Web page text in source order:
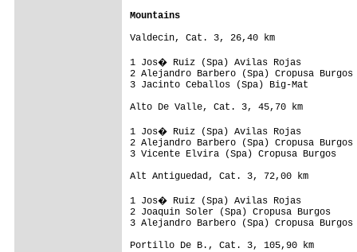
Mountains
Valdecin, Cat. 3, 26,40 km
1 Jos� Ruiz (Spa) Avilas Rojas
2 Alejandro Barbero (Spa) Cropusa
3 Jacinto Ceballos (Spa) Big-Mat
Alto De Valle, Cat. 3, 45,70 km
1 Jos� Ruiz (Spa) Avilas Rojas
2 Alejandro Barbero (Spa) Cropusa
3 Vicente Elvira (Spa) Cropusa
Alt Antiguedad, Cat. 3, 72,00 km
1 Jos� Ruiz (Spa) Avilas Rojas
2 Joaquin Soler (Spa) Cropusa
3 Alejandro Barbero (Spa) Cropusa
Portillo De B., Cat. 3, 105,90 km